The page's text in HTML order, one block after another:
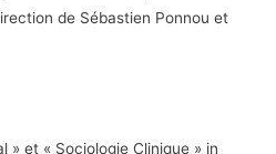
de Sébastien Ponnou et
» et « Sociologie Clinique » in